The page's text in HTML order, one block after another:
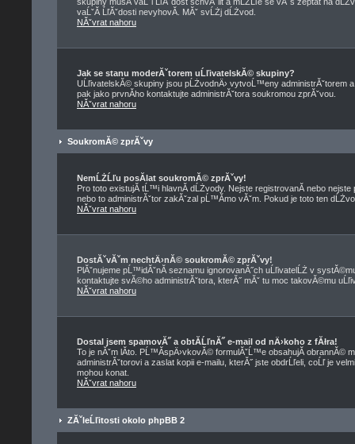
vaĹˇĂ­ ĹľĂˇdosti nevyhovĂ­. MĂˇ svĹŻj dĹŻvod.
NĂˇvrat nahoru
Jak se stanu moderĂˇtorem uĹľivatelskĂ© skupiny?
UĹľivatelskĂ© skupiny jsou pĹŻvodnÄ› vytvoĹ™eny administrĂˇtorem
pak jako prvnĂ­ho kontaktujte administrĂˇtora soukromou zprĂˇvou.
NĂˇvrat nahoru
SoukromĂ© zprĂˇvy
NemĹŻĹľu posĂ­lat soukromĂ© zprĂˇvy!
Pro toto existujĂ­ tĹ™i hlavnĂ­ dĹŻvody. Nejste registrovanĂ­ nebo nejste
nebo to administrĂˇtor zakĂˇzal pĹ™Ă­mo vĂˇm. Pokud je toto ten
NĂˇvrat nahoru
DostĂˇvĂˇm nechtÄ›nĂ© soukromĂ© zprĂˇvy!
PlĂˇnujeme pĹ™idĂˇnĂ­ seznamu ignorovanĂ˝ch uĹľivatelĹŻ v
kontaktujte svĂ©ho administrĂˇtora, kterĂ˝ mĂˇ tu moc takovĂ©mu
NĂˇvrat nahoru
Dostal jsem spamovĂ˝ a obtĂ­ĹľnĂ˝ e-mail od nÄ›koho z fĂłra!
To je nĂˇm lĂ­to. PĹ™Ă­spÄ›vkovĂ© formulĂˇĹ™e obsahujĂ­ obrannĂ©
administrĂˇtorovi a zaslat kopii e-mailu, kterĂ˝ jste obdrĹľeli, coĹľ je
mohou konat.
NĂˇvrat nahoru
ZĂˇleĹľitosti okolo phpBB 2